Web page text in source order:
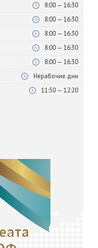
8:00 — 16:30
8:00 — 16:30
8:00 — 16:30
8:00 — 16:30
8:00 — 16:30
Нерабочие дни
11:50 — 12:20